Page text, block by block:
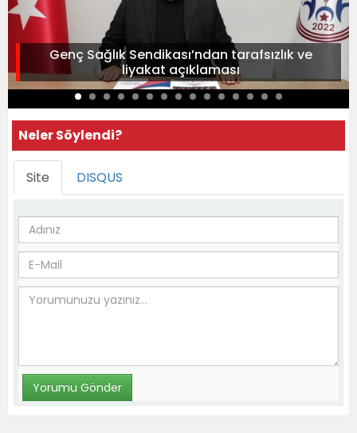
Genç Sağlık Sendikası’ndan tarafsızlık ve
liyakat açıklaması
Neler Söylendi?
Site DISQUS